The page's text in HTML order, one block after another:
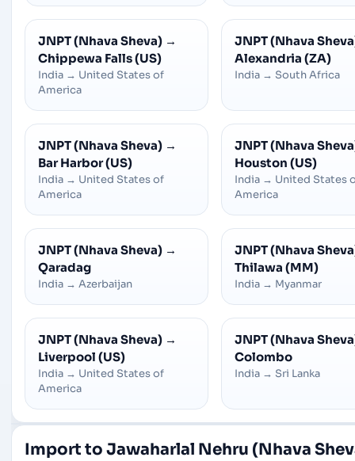
JNPT (Nhava Sheva) →
Chippewa Falls (US)
India → United States of
America
JNPT (Nhava
Alexandria (ZA)
India → South Africa
JNPT (Nhava Sheva) →
Bar Harbor (US)
India → United States of
America
JNPT (Nhava
Houston (US)
India → United States
America
JNPT (Nhava Sheva) →
Qaradag
India → Azerbaijan
JNPT (Nhava
Thilawa (MM)
India → Myanmar
JNPT (Nhava Sheva) →
Liverpool (US)
India → United States of
America
JNPT (Nhava
Colombo
India → Sri Lanka
Import to Jawaharlal Nehru (Nhava